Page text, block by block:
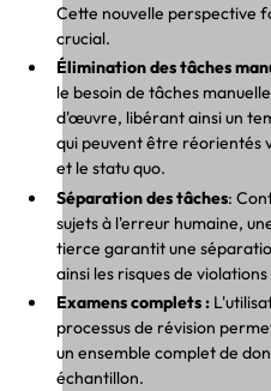
Cette nouvelle perspective
crucial.
Élimination des tâches
le besoin de tâches
d'œuvre, libérant ainsi un
qui peuvent être réorientés
et le statu quo.
Séparation des tâches:
sujets à l'erreur humaine,
tierce garantit une
ainsi les risques de
Examens complets :
processus de révision
un ensemble complet de
échantillon.